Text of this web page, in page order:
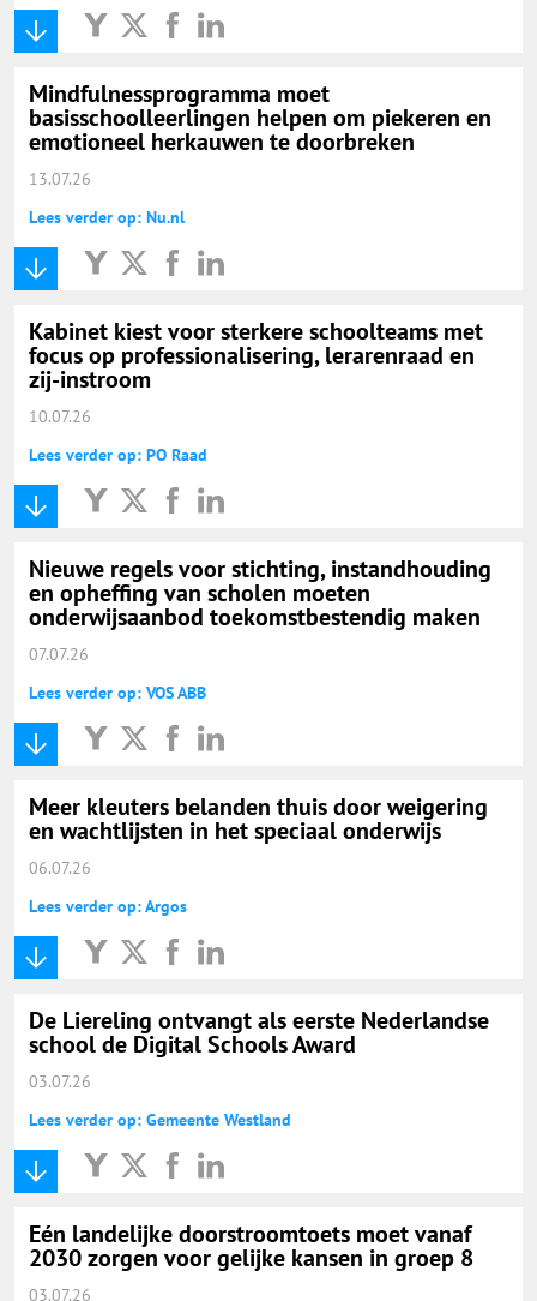
Mindfulnessprogramma moet
basisschoolleerlingen helpen om piekeren en
emotioneel herkauwen te doorbreken
13.07.26
Lees verder op: Nu.nl
Kabinet kiest voor sterkere schoolteams met
focus op professionalisering, lerarenraad en
zij-instroom
10.07.26
Lees verder op: PO Raad
Nieuwe regels voor stichting, instandhouding
en opheffing van scholen moeten
onderwijsaanbod toekomstbestendig maken
07.07.26
Lees verder op: VOS ABB
Meer kleuters belanden thuis door weigering
en wachtlijsten in het speciaal onderwijs
06.07.26
Lees verder op: Argos
De Liereling ontvangt als eerste Nederlandse
school de Digital Schools Award
03.07.26
Lees verder op: Gemeente Westland
Eén landelijke doorstroomtoets moet vanaf
2030 zorgen voor gelijke kansen in groep 8
03.07.26